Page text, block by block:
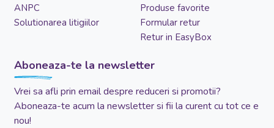
ANPC
Solutionarea litigiilor
Produse favorite
Formular retur
Retur in EasyBox
Aboneaza-te la newsletter
Vrei sa afli prin email despre reduceri si promotii?
Aboneaza-te acum la newsletter si fii la curent cu tot ce e
nou!